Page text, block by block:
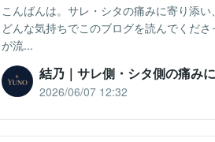
こんばんは。サレ・シタの痛みに寄り添
どんな気持ちでこのブログを読んでくだ
が流...
結乃｜サレ側・シタ側の痛み
2026/06/07 12:32